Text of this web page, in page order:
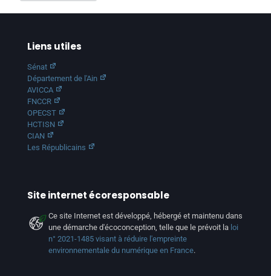
Liens utiles
Sénat
Département de l'Ain
AVICCA
FNCCR
OPECST
HCTISN
CIAN
Les Républicains
Site internet écoresponsable
Ce site Internet est développé, hébergé et maintenu dans
une démarche d'écoconception, telle que le prévoit la loi
n° 2021-1485 visant à réduire l'empreinte
environnementale du numérique en France.